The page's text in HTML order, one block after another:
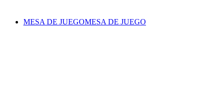
MESA DE JUEGOMESA DE JUEGO